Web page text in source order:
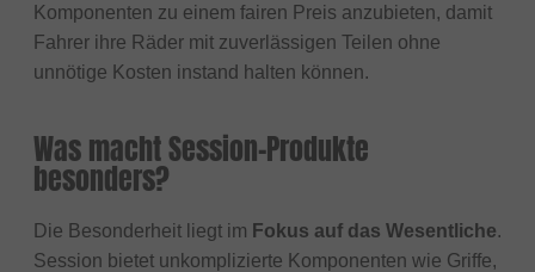
Komponenten zu einem fairen Preis anzubieten, damit
Fahrer ihre Räder mit zuverlässigen Teilen ohne
unnötige Kosten instand halten können.
Was macht Session-Produkte
besonders?
Die Besonderheit liegt im Fokus auf das Wesentliche.
Session bietet unkomplizierte Komponenten wie Griffe,